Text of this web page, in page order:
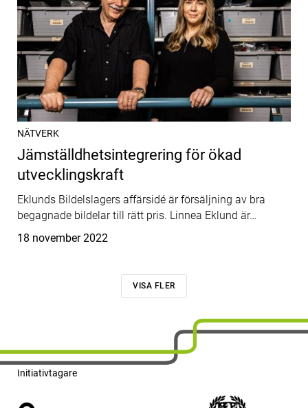
NÄTVERK
Jämställdhetsintegrering för ökad
utvecklingskraft
Eklunds Bildelslagers affärsidé är försäljning av bra
begagnade bildelar till rätt pris. Linnea Eklund är…
Publicerat
18 november 2022
VISA FLER
Initiativtagare